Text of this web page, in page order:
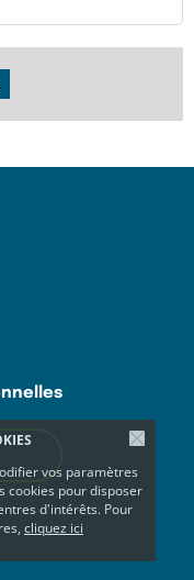
vos paramètres
cookies pour disposer
d'intérêts. Pour
cliquez ici